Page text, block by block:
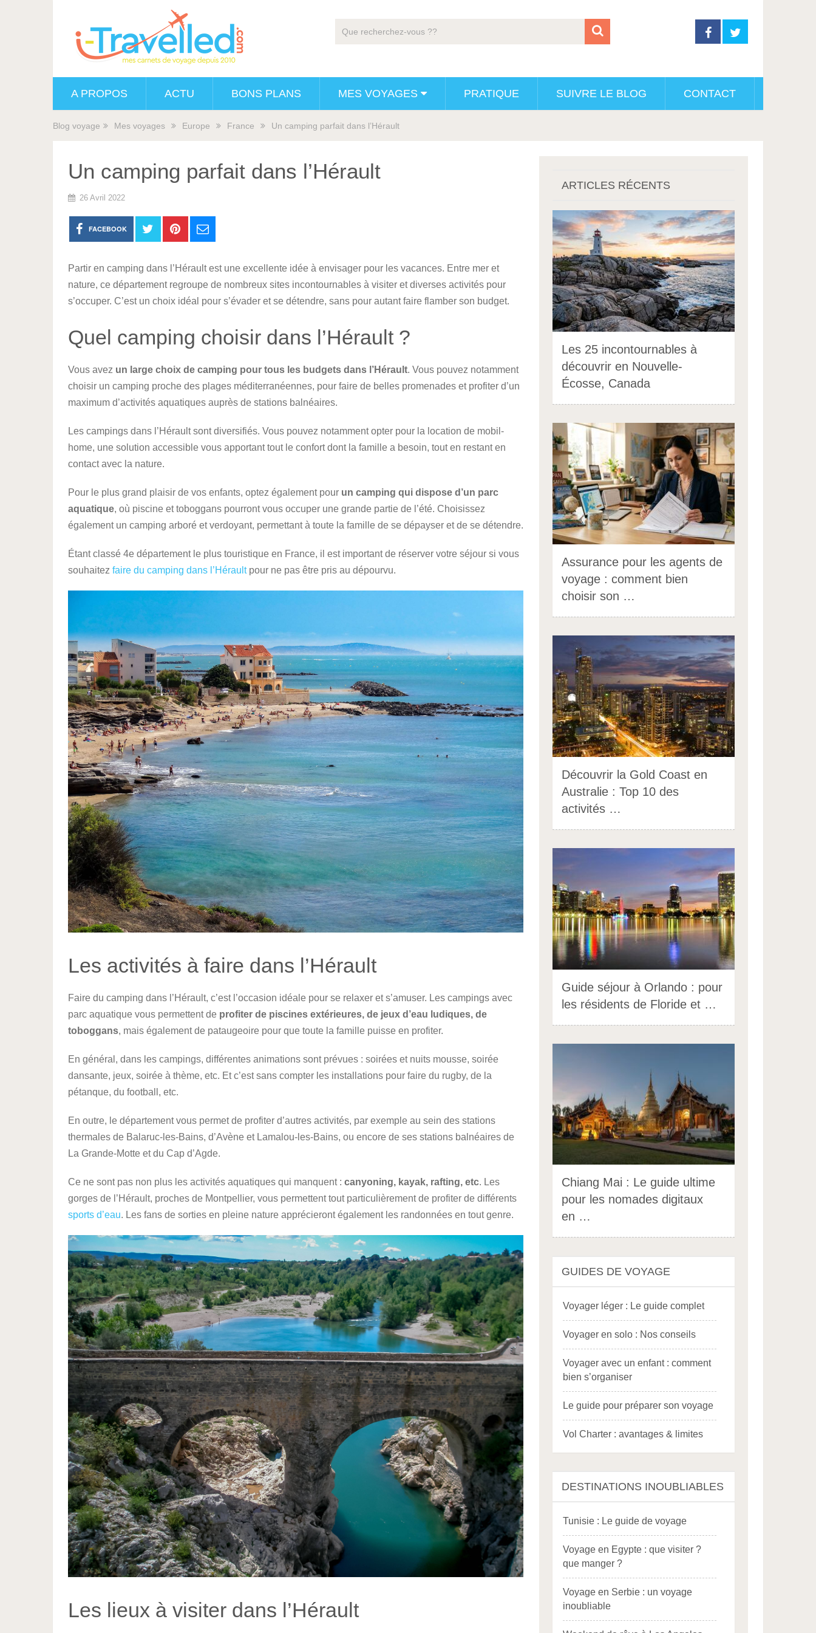
A PROPOS ACTU BONS PLANS MES VOYAGES PRATIQUE SUIVRE LE BLOG CONTACT
Blog voyage Mes voyages Europe France Un camping parfait dans l’Hérault
Un camping parfait dans l’Hérault
26 Avril 2022
FACEBOOK
Partir en camping dans l’Hérault est une excellente idée à envisager pour les vacances. Entre mer et
nature, ce département regroupe de nombreux sites incontournables à visiter et diverses activités pour
s’occuper. C’est un choix idéal pour s’évader et se détendre, sans pour autant faire flamber son budget.
Quel camping choisir dans l’Hérault ?
Vous avez un large choix de camping pour tous les budgets dans l’Hérault. Vous pouvez notamment
choisir un camping proche des plages méditerranéennes, pour faire de belles promenades et profiter d’un
maximum d’activités aquatiques auprès de stations balnéaires.
Les campings dans l’Hérault sont diversifiés. Vous pouvez notamment opter pour la location de mobil-
home, une solution accessible vous apportant tout le confort dont la famille a besoin, tout en restant en
contact avec la nature.
Pour le plus grand plaisir de vos enfants, optez également pour un camping qui dispose d’un parc
aquatique, où piscine et toboggans pourront vous occuper une grande partie de l’été. Choisissez
également un camping arboré et verdoyant, permettant à toute la famille de se dépayser et de se détendre.
Étant classé 4e département le plus touristique en France, il est important de réserver votre séjour si vous
souhaitez faire du camping dans l’Héraultpour ne pas être pris au dépourvu.
Les activités à faire dans l’Hérault
Faire du camping dans l’Hérault, c’est l’occasion idéale pour se relaxer et s’amuser. Les campings avec
parc aquatique vous permettent de profiter de piscines extérieures, de jeux d’eau ludiques, de
toboggans, mais également de pataugeoire pour que toute la famille puisse en profiter.
En général, dans les campings, différentes animations sont prévues : soirées et nuits mousse, soirée
dansante, jeux, soirée à thème, etc. Et c’est sans compter les installations pour faire du rugby, de la
pétanque, du football, etc.
En outre, le département vous permet de profiter d’autres activités, par exemple au sein des stations
thermales de Balaruc-les-Bains, d’Avène et Lamalou-les-Bains, ou encore de ses stations balnéaires de
La Grande-Motte et du Cap d’Agde.
Ce ne sont pas non plus les activités aquatiques qui manquent : canyoning, kayak, rafting, etc. Les
gorges de l’Hérault, proches de Montpellier, vous permettent tout particulièrement de profiter de différents
sports d’eau. Les fans de sorties en pleine nature apprécieront également les randonnées en tout genre.
Les lieux à visiter dans l’Hérault
ARTICLES RÉCENTS
Les 25 incontournables à
découvrir en Nouvelle-
Écosse, Canada
Assurance pour les agents de
voyage : comment bien
choisir son …
Découvrir la Gold Coast en
Australie : Top 10 des
activités …
Guide séjour à Orlando : pour
les résidents de Floride et …
Chiang Mai : Le guide ultime
pour les nomades digitaux
en …
GUIDES DE VOYAGE
Voyager léger : Le guide complet
Voyager en solo : Nos conseils
Voyager avec un enfant : comment
bien s’organiser
Le guide pour préparer son voyage
Vol Charter : avantages & limites
DESTINATIONS INOUBLIABLES
Tunisie : Le guide de voyage
Voyage en Egypte : que visiter ?
que manger ?
Voyage en Serbie : un voyage
inoubliable